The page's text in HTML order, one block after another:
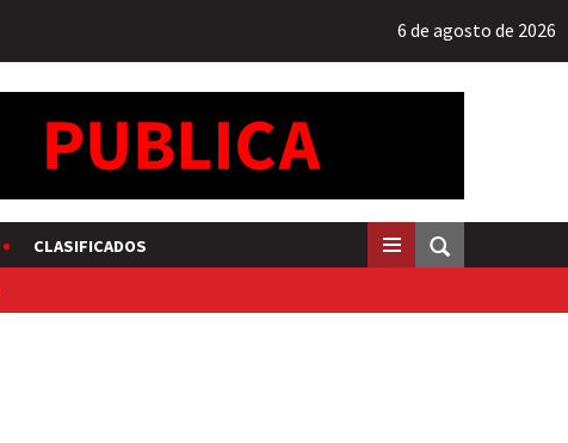
6 de agosto de 2026
CLASIFICADOS